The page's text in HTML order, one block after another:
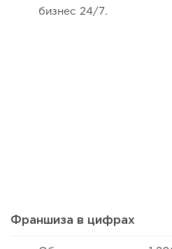
бизнес 24/7.
Франшиза в цифрах